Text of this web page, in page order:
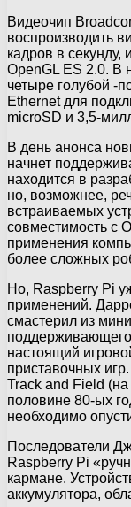
Видеочип
воспроизводить
кадров в секунду,
OpenGL ES 2.0. В
четыре голубой -
Ethernet для
microSD и 3,5-
В день анонса
начнет
находится в
но, возможнее,
встраиваемых
совместимость с
применения
более сложных
Но, Raspberry Pi
применений.
смастерил из
настоящий
приставочных
Track and Field
половине 80-ых
необходимо
Последователи
Raspberry Pi
кармане.
аккумулятора,